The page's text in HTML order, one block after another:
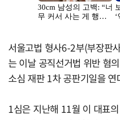
서울고법 형사6-2부(부장판
는 이날 공직선거법 위반 혐
소심 재판 1차 공판기일을 연
1심은 지난해 11월 이 대표